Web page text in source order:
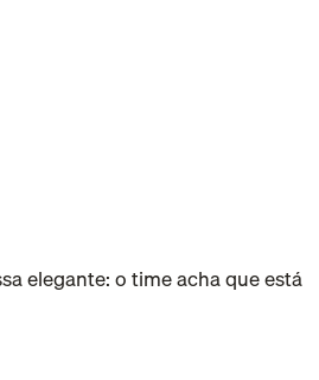
elegante: o time acha que está